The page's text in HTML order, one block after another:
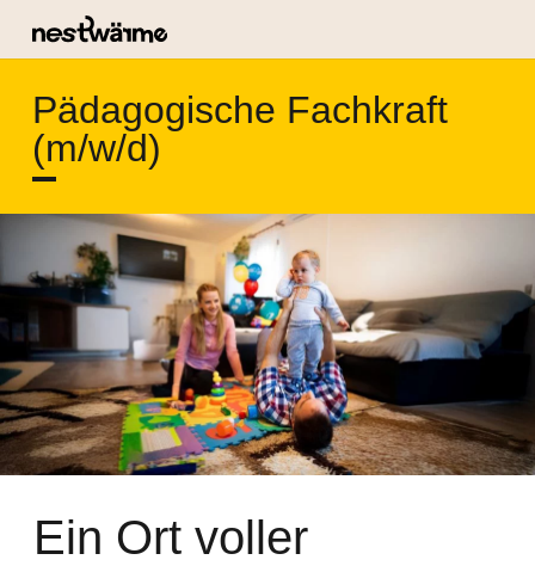
Pädagogische Fachkraft
(m/w/d)
Ein Ort voller